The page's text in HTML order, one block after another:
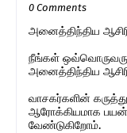
0 Comments
அனைத்திந்திய
நீங்கள்
அனைத்திந்திய
வாசகர்களின்
ஆரோக்கியமாக
வேண்டுகிறோம்.